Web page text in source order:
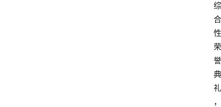
综
合
性
荣
誉
典
礼
，